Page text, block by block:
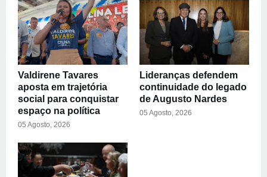
Valdirene Tavares
aposta em trajetória
social para conquistar
espaço na política
05 Agosto, 2026
Lideranças defendem
continuidade do legado
de Augusto Nardes
05 Agosto, 2026